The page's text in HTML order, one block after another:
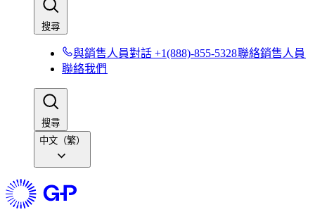
搜尋​​
與銷售人員對話 +1(888)-855-5328​​聯絡銷售人員​​
聯絡我們​​
搜尋​​
中文（繁）